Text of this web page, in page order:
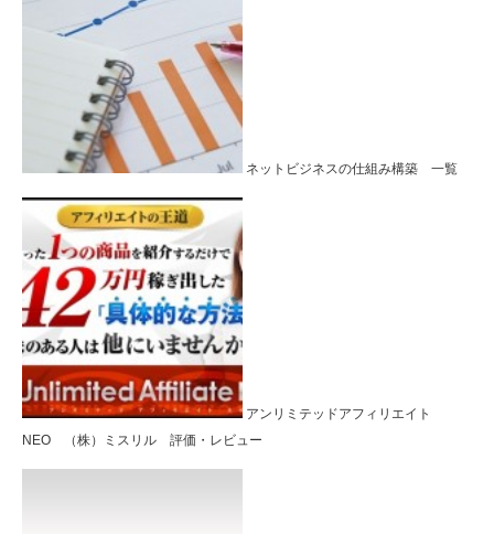
ネットビジネスの仕組み構築 一覧
アンリミテッドアフィリエイト
NEO （株）ミスリル 評価・レビュー